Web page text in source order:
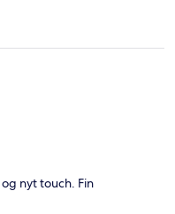
nyt touch. Fin